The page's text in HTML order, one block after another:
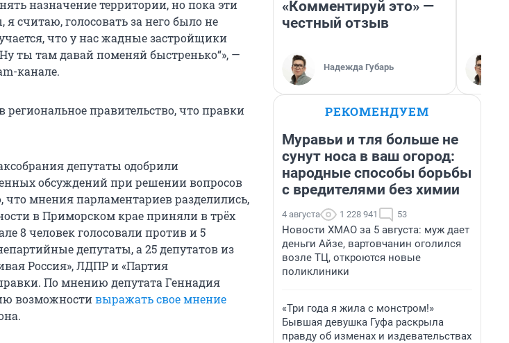
назначение территории, но пока эти
считаю, голосовать за него было не
что у нас жадные застройщики
ты там давай поменяй быстренько“», —
канале.
региональное правительство, что правки
депутаты одобрили
обсуждений при решении вопросов
что мнения парламентариев разделились,
в Приморском крае приняли в трёх
8 человек голосовали против и 5
депутаты, а 25 депутатов из
Россия», ЛДПР и «Партия
По мнению депутата Геннадия
возможностивыражать свое мнение
«Комментируй это» —
честный отзыв
Надежда Губарь
РЕКОМЕНДУЕМ
Муравьи и тля больше не
сунут носа в ваш огород:
народные способы борьбы
с вредителями без химии
4 августа 1 228 941 53
Новости ХМАО за 5 августа: муж дает
деньги Айзе, вартовчанин оголился
возле ТЦ, откроются новые
поликлиники
«Три года я жила с монстром!»
Бывшая девушка Гуфа раскрыла
правду об изменах и издевательствах